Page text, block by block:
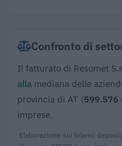
Confronto di
Il fatturato di Resomet
alla mediana delle
provincia di AT (599.576
imprese.
Elaborazione sui bilanci